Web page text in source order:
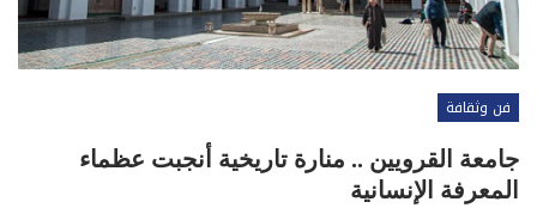
فن وثقافة
جامعة القرويين .. منارة تاريخية أنجبت عظماء
المعرفة الإنسانية